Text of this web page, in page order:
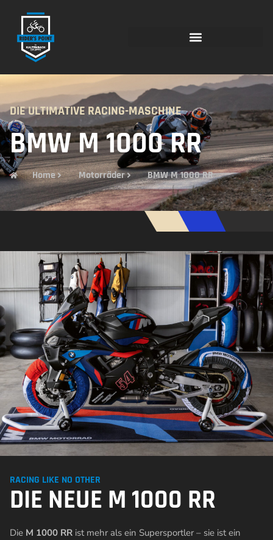
DIE ULTIMATIVE RACING-MASCHINE
BMW M 1000 RR
Home Motorräder BMW M 1000 RR
RACING LIKE NO OTHER
DIE NEUE M 1000 RR
Die M 1000 RR ist mehr als ein Supersportler – sie ist ein